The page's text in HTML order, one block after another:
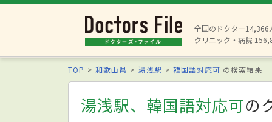
全国のドクター14,366
クリニック・病院
TOP 和歌山県 湯浅駅 韓国語対応可 の検索結果
湯浅駅、韓国語対応可の